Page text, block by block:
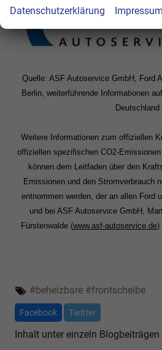
Quelle: ASF Autoservice GmbH, Ford
Berlin, weiterführende Informationen auf
Deutschland
Weitere Informationen zum offiziellen
offiziellen spezifischen CO2-
können dem Leitfaden über den
Emissionen und den Stromverbrauch
entnommen werden, der an allen Ford
und bei ASF Autoservice GmbH,
Fürstenwalde (www.asf-autoservice.de)
#beheizbare #frontscheibe
Facebook Twitter
Inhalt unter einzeln Blogbeiträgen
Datenschutzerklärung Impressum